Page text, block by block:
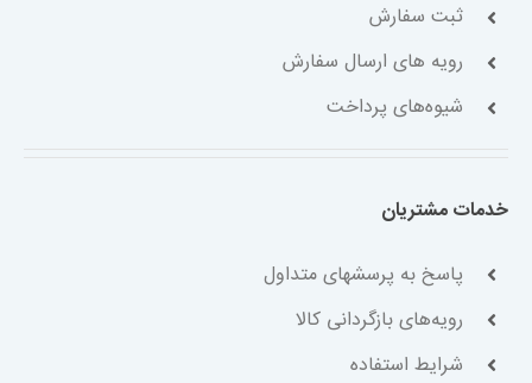
ثبت سفارش
رویه های ارسال سفارش
شیوه‌های پرداخت
خدمات مشتریان
پاسخ به پرسشهای متداول
رویه‌های بازگردانی کالا
شرایط استفاده